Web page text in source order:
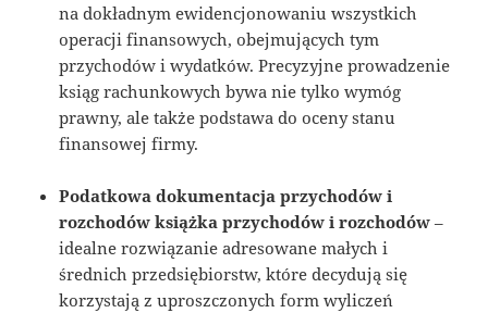
na dokładnym ewidencjonowaniu wszystkich
operacji finansowych, obejmujących tym
przychodów i wydatków. Precyzyjne prowadzenie
ksiąg rachunkowych bywa nie tylko wymóg
prawny, ale także podstawa do oceny stanu
finansowej firmy.
Podatkowa dokumentacja przychodów i
rozchodów książka przychodów i rozchodów –
idealne rozwiązanie adresowane małych i
średnich przedsiębiorstw, które decydują się
korzystają z uproszczonych form wyliczeń